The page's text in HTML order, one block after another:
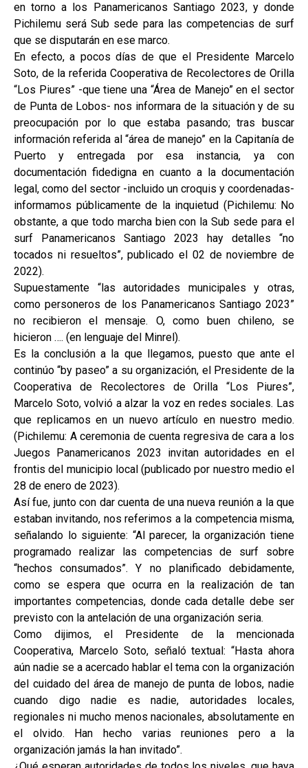
en torno a los Panamericanos Santiago 2023, y donde
Pichilemu será Sub sede para las competencias de surf
que se disputarán en ese marco.
En efecto, a pocos días de que el Presidente Marcelo
Soto, de la referida Cooperativa de Recolectores de Orilla
“Los Piures” -que tiene una “Área de Manejo” en el sector
de Punta de Lobos- nos informara de la situación y de su
preocupación por lo que estaba pasando; tras buscar
información referida al “área de manejo” en la Capitanía de
Puerto y entregada por esa instancia, ya con
documentación fidedigna en cuanto a la documentación
legal, como del sector -incluido un croquis y coordenadas-
informamos públicamente de la inquietud (Pichilemu: No
obstante, a que todo marcha bien con la Sub sede para el
surf Panamericanos Santiago 2023 hay detalles “no
tocados ni resueltos”, publicado el 02 de noviembre de
2022).
Supuestamente “las autoridades municipales y otras,
como personeros de los Panamericanos Santiago 2023”
no recibieron el mensaje. O, como buen chileno, se
hicieron …. (en lenguaje del Minrel).
Es la conclusión a la que llegamos, puesto que ante el
continúo “by paseo” a su organización, el Presidente de la
Cooperativa de Recolectores de Orilla “Los Piures”,
Marcelo Soto, volvió a alzar la voz en redes sociales. Las
que replicamos en un nuevo artículo en nuestro medio.
(Pichilemu: A ceremonia de cuenta regresiva de cara a los
Juegos Panamericanos 2023 invitan autoridades en el
frontis del municipio local (publicado por nuestro medio el
28 de enero de 2023).
Así fue, junto con dar cuenta de una nueva reunión a la que
estaban invitando, nos referimos a la competencia misma,
señalando lo siguiente: “Al parecer, la organización tiene
programado realizar las competencias de surf sobre
“hechos consumados”. Y no planificado debidamente,
como se espera que ocurra en la realización de tan
importantes competencias, donde cada detalle debe ser
previsto con la antelación de una organización seria.
Como dijimos, el Presidente de la mencionada
Cooperativa, Marcelo Soto, señaló textual: “Hasta ahora
aún nadie se a acercado hablar el tema con la organización
del cuidado del área de manejo de punta de lobos, nadie
cuando digo nadie es nadie, autoridades locales,
regionales ni mucho menos nacionales, absolutamente en
el olvido. Han hecho varias reuniones pero a la
organización jamás la han invitado”.